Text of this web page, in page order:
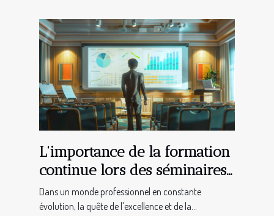
L'importance de la formation
continue lors des séminaires
pour le développement
professionnel
Dans un monde professionnel en constante
évolution, la quête de l'excellence et de la...